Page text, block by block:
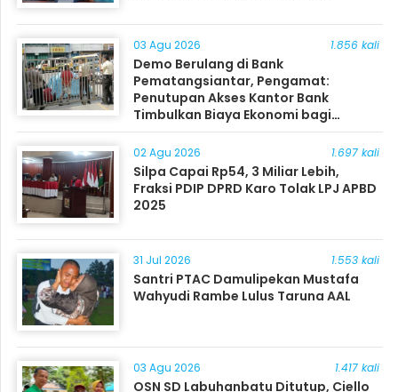
03 Agu 2026 1.856 kali
Demo Berulang di Bank
Pematangsiantar, Pengamat:
Penutupan Akses Kantor Bank
Timbulkan Biaya Ekonomi bagi
Masyarakat
02 Agu 2026 1.697 kali
Silpa Capai Rp54, 3 Miliar Lebih,
Fraksi PDIP DPRD Karo Tolak LPJ APBD
2025
31 Jul 2026 1.553 kali
Santri PTAC Damulipekan Mustafa
Wahyudi Rambe Lulus Taruna AAL
03 Agu 2026 1.417 kali
OSN SD Labuhanbatu Ditutup, Ciello